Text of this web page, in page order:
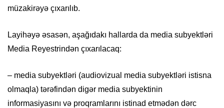
müzakirəyə çıxarılıb.
Layihəyə əsasən, aşağıdakı hallarda da media subyektləri
Media Reyestrindən çıxarılacaq:
– media subyektləri (audiovizual media subyektləri istisna
olmaqla) tərəfindən digər media subyektinin
informasiyasını və proqramlarını istinad etmədən dərc